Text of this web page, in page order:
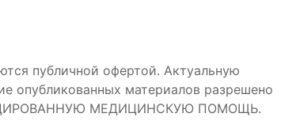
публичной офертой. Актуальную
опубликованных материалов разрешено
МЕДИЦИНСКУЮ ПОМОЩЬ.